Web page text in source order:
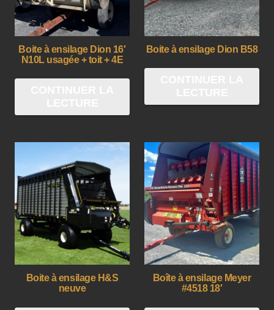
Boite à ensilage Dion 16′
N10L usagée + toit + 4E
Boite à ensilage Dion B58
Boite à ensilage H&S
neuve
Boîte à ensilage Meyer
#4518 18′